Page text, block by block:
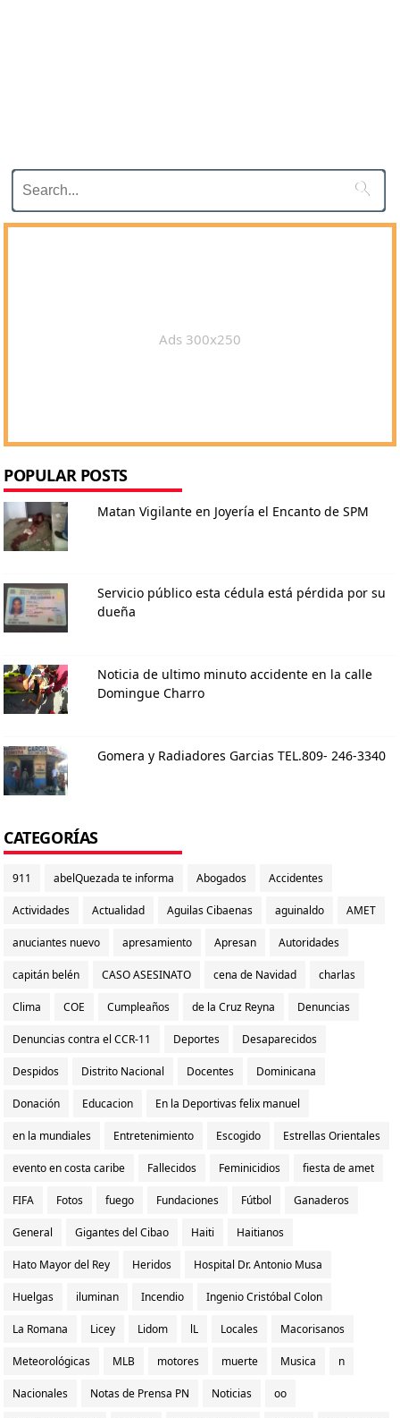

Ads 300x250
POPULAR POSTS
Matan Vigilante en Joyería el Encanto de SPM
Servicio público esta cédula está pérdida por su
dueña
Noticia de ultimo minuto accidente en la calle
Domingue Charro
Gomera y Radiadores Garcias TEL.809- 246-3340
CATEGORÍAS
911 abelQuezada te informa Abogados Accidentes
Actividades Actualidad Aguilas Cibaenas aguinaldo AMET
anuciantes nuevo apresamiento Apresan Autoridades
capitán belén CASO ASESINATO cena de Navidad charlas
Clima COE Cumpleaños de la Cruz Reyna Denuncias
Denuncias contra el CCR-11 Deportes Desaparecidos
Despidos Distrito Nacional Docentes Dominicana
Donación Educacion En la Deportivas felix manuel
en la mundiales Entretenimiento Escogido Estrellas Orientales
evento en costa caribe Fallecidos Feminicidios fiesta de amet
FIFA Fotos fuego Fundaciones Fútbol Ganaderos
General Gigantes del Cibao Haiti Haitianos
Hato Mayor del Rey Heridos Hospital Dr. Antonio Musa
Huelgas iluminan Incendio Ingenio Cristóbal Colon
La Romana Licey Lidom lL Locales Macorisanos
Meteorológicas MLB motores muerte Musica n
Nacionales Notas de Prensa PN Noticias oo